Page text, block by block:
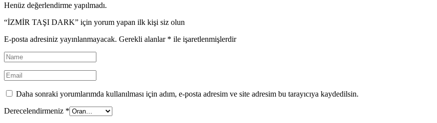
Henüz değerlendirme yapılmadı.
“İZMİR TAŞI DARK” için yorum yapan ilk kişi siz olun
E-posta adresiniz yayınlanmayacak. Gerekli alanlar * ile işaretlenmişlerdir
Daha sonraki yorumlarımda kullanılması için adım, e-posta adresim ve site adresim bu tarayıcıya kaydedilsin.
Derecelendirmeniz *